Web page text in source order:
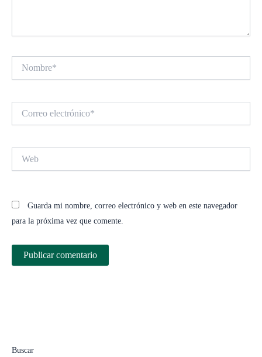
electrónico*
Guarda mi nombre, correo electrónico y web en este navegador
para la próxima vez que comente.
Buscar